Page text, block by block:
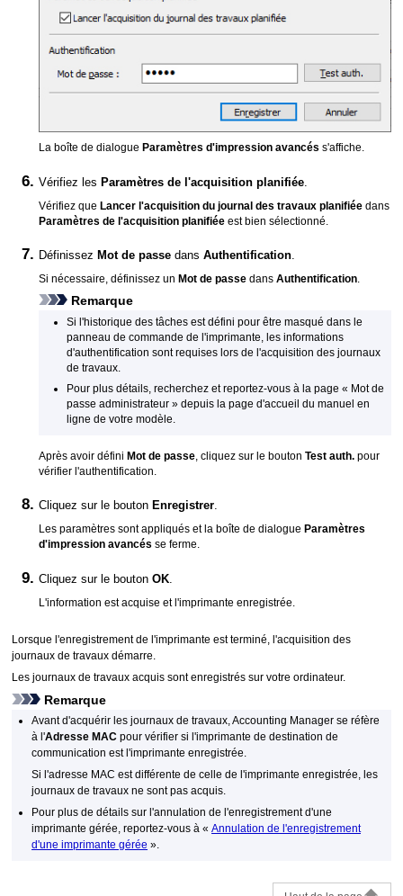
La boîte de dialogue Paramètres d'impression avancés s'affiche.
Vérifiez les Paramètres de l'acquisition planifiée
Vérifiez queLancer l'acquisition du journal des travaux planifiée dans
Paramètres de l'acquisition planifiée est bien sélectionné.
Définissez Mot de passe dansAuthentification.
Si nécessaire, définissez un Mot de passe dansAuthentification
Remarque
Si l'historique des tâches est défini pour être masqué dans le
panneau de commande de l'imprimante, les informations
d'authentification sont requises lors de l'acquisition des journaux
de travaux.
Pour plus détails, recherchez et reportez-vous à la page « Mot de
passe administrateur » depuis la page d'accueil du manuel en
ligne de votre modèle.
Après avoir définiMot de passe , cliquez sur le boutonTest auth. pour
vérifier l'authentification.
Cliquez sur le bouton Enregistrer.
Les paramètres sont appliqués et la boîte de dialogue Paramètres
d'impression avancés se ferme.
Cliquez sur le boutonOK
L'information est acquise et l'imprimante enregistrée.
Lorsque l'enregistrement de l'imprimante est terminé, l'acquisition des
journaux de travaux démarre.
Les journaux de travaux acquis sont enregistrés sur votre ordinateur.
Remarque
Avant d'acquérir les journaux de travaux, Accounting Manager se réfère
à l'Adresse MAC pour vérifier si l'imprimante de destination de
communication est l'imprimante enregistrée.
Si l'adresse MAC est différente de celle de l'imprimante enregistrée, les
journaux de travaux ne sont pas acquis.
Pour plus de détails sur l'annulation de l'enregistrement d'une
imprimante gérée, reportez-vous à «Annulation de l'enregistrement
d'une imprimante gérée ».